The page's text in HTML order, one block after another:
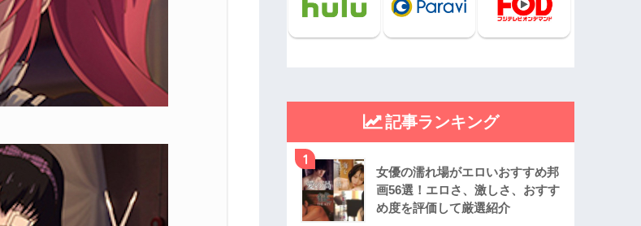
記事ランキング
1
女優の濡れ場がエロいおすすめ邦
画56選！エロさ、激しさ、おすす
め度を評価して厳選紹介